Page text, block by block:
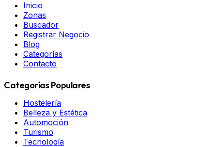
Inicio
Zonas
Buscador
Registrar Negocio
Blog
Categorías
Contacto
Categorías Populares
Hostelería
Belleza y Estética
Automoción
Turismo
Tecnología